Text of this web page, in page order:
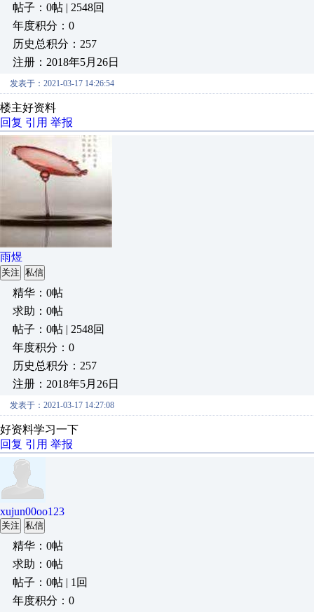
帖子：0帖 | 2548回
年度积分：0
历史总积分：257
注册：2018年5月26日
发表于：2021-03-17 14:26:54
楼主好资料
回复 引用 举报
雨煜
关注 私信
精华：0帖
求助：0帖
帖子：0帖 | 2548回
年度积分：0
历史总积分：257
注册：2018年5月26日
发表于：2021-03-17 14:27:08
好资料学习一下
回复 引用 举报
xujun00oo123
关注 私信
精华：0帖
求助：0帖
帖子：0帖 | 1回
年度积分：0